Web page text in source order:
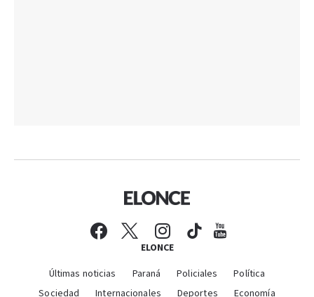
ELONCE
Últimas noticias Paraná Policiales
Política
Sociedad
Internacionales Deportes Economía